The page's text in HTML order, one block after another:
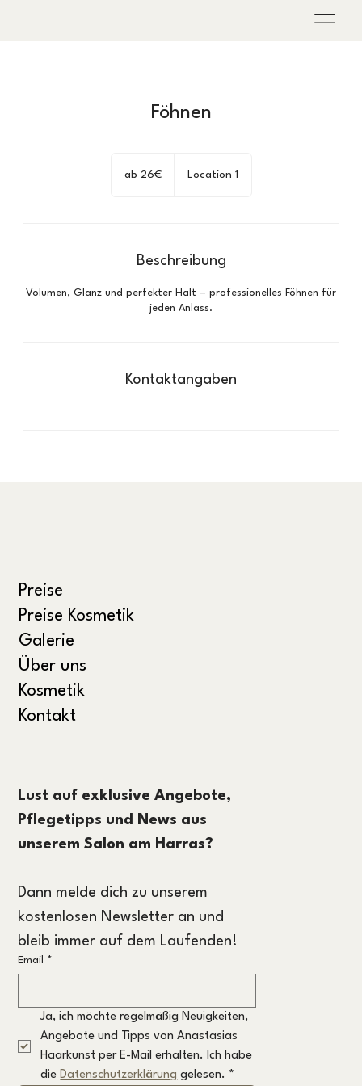
Föhnen
ab 26€ Location 1
Beschreibung
Volumen, Glanz und perfekter Halt – professionelles Föhnen für
jeden Anlass.
Kontaktangaben
Preise
Preise Kosmetik
Galerie
Über uns
Kosmetik
Kontakt
Lust auf exklusive Angebote,
Pflegetipps und News aus
unserem Salon am Harras?
Dann melde dich zu unserem
kostenlosen Newsletter an und
bleib immer auf dem Laufenden!
Email *
Ja, ich möchte regelmäßig Neuigkeiten,
Angebote und Tipps von Anastasias
Haarkunst per E-Mail erhalten. Ich habe
die Datenschutzerklärung gelesen. *